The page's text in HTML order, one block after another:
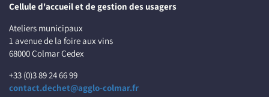
Cellule d'accueil et de gestion des usagers
Ateliers municipaux
1 avenue de la foire aux vins
68000 Colmar Cedex
+33 (0)3 89 24 66 99
contact.dechet@agglo-colmar.fr